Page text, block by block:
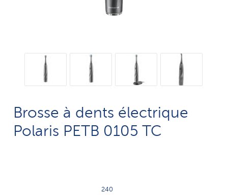
Brosse à dents électrique
Polaris PETB 0105 TC
240